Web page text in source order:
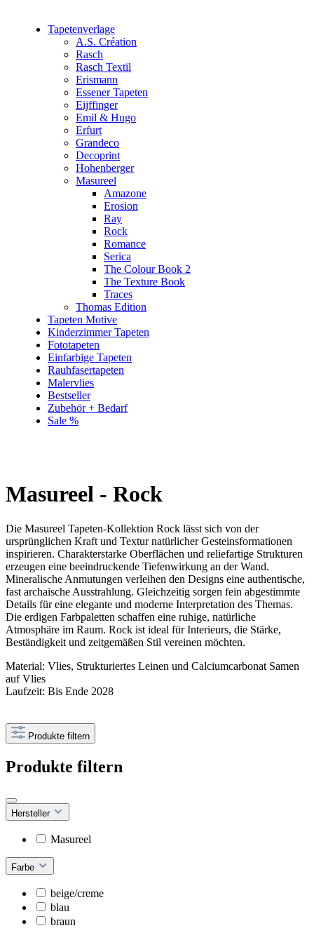
Tapetenverlage
A.S. Création
Rasch
Rasch Textil
Erismann
Essener Tapeten
Eijffinger
Emil & Hugo
Erfurt
Grandeco
Decoprint
Hohenberger
Masureel
Amazone
Erosion
Ray
Rock
Romance
Serica
The Colour Book 2
The Texture Book
Traces
Thomas Edition
Tapeten Motive
Kinderzimmer Tapeten
Fototapeten
Einfarbige Tapeten
Rauhfasertapeten
Malervlies
Bestseller
Zubehör + Bedarf
Sale %
Masureel - Rock
Die Masureel Tapeten-Kollektion Rock lässt sich von der
ursprünglichen Kraft und Textur natürlicher Gesteinsformationen
inspirieren. Charakterstarke Oberflächen und reliefartige Strukturen
erzeugen eine beeindruckende Tiefenwirkung an der Wand.
Mineralische Anmutungen verleihen den Designs eine authentische,
fast archaische Ausstrahlung. Gleichzeitig sorgen fein abgestimmte
Details für eine elegante und moderne Interpretation des Themas.
Die erdigen Farbpaletten schaffen eine ruhige, natürliche
Atmosphäre im Raum. Rock ist ideal für Interieurs, die Stärke,
Beständigkeit und zeitgemäßen Stil vereinen möchten.
Material: Vlies, Strukturiertes Leinen und Calciumcarbonat Samen
auf Vlies
Laufzeit: Bis Ende 2028
Produkte filtern
Produkte filtern
Hersteller
Masureel
Farbe
beige/creme
blau
braun